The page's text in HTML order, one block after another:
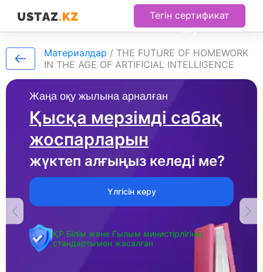
Тегін сертификат
алу
Жаңа оқу жылына арналған
Қысқа мерзімді сабақ
жоспарларын
жүктеп алғыңыз келеді ме?
Үлгісін көру
ҚР Білім және Ғылым министірлігінің
стандартымен жасалған
Материалдар / THE FUTURE OF HOMEWORK
IN THE AGE OF ARTIFICIAL INTELLIGENCE